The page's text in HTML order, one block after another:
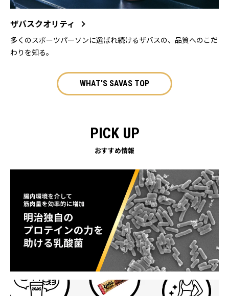
ザバスクオリティ
多くのスポーツパーソンに選ばれ続けるザバスの、品質へのこだ
わりを知る。
WHAT'S SAVAS TOP
PICK UP
おすすめ情報